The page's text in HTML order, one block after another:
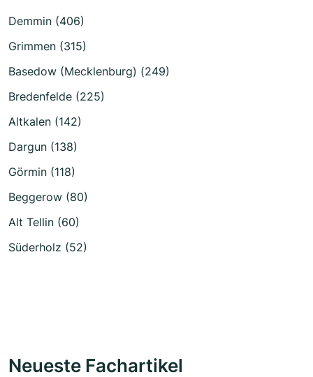
Demmin (406)
Grimmen (315)
Basedow (Mecklenburg) (249)
Bredenfelde (225)
Altkalen (142)
Dargun (138)
Görmin (118)
Beggerow (80)
Alt Tellin (60)
Süderholz (52)
Neueste Fachartikel